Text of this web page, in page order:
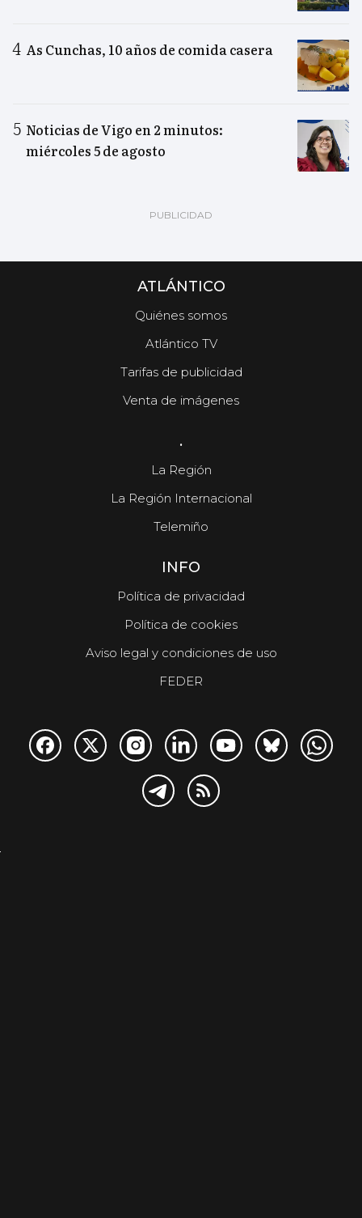
As Cunchas, 10 años de comida casera
Noticias de Vigo en 2 minutos:
miércoles 5 de agosto
ATLÁNTICO
Quiénes somos
Atlántico TV
Tarifas de publicidad
Venta de imágenes
.
La Región
La Región Internacional
Telemiño
INFO
Política de privacidad
Política de cookies
Aviso legal y condiciones de uso
FEDER